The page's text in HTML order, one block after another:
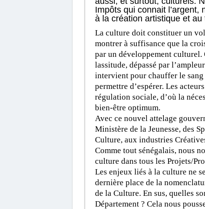
Impôts qui connait
à la création artistique et
La culture doit constituer un
montrer à suffisance que la
par un développement culturel.
lassitude, dépassé par
intervient pour chauffer le
permettre d’espérer. Les
régulation sociale, d’où la
bien-être optimum.
Avec ce nouvel attelage
Ministère de la Jeunesse, des
Culture, aux industries
Comme tout sénégalais, nous
culture dans tous les Projets/
Les enjeux liés à la culture ne
dernière place de la
de la Culture. En sus, quelles
Département ? Cela nous